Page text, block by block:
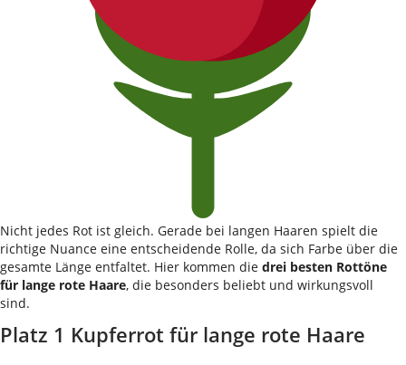
Nicht jedes Rot ist gleich. Gerade bei langen Haaren spielt die
richtige Nuance eine entscheidende Rolle, da sich Farbe über die
gesamte Länge entfaltet. Hier kommen die drei besten Rottöne
für lange rote Haare, die besonders beliebt und wirkungsvoll
sind.
Platz 1 Kupferrot für lange rote Haare